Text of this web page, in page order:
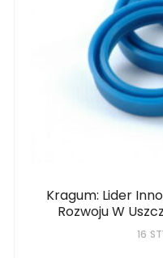
Kragum: Lider
Rozwoju W
16